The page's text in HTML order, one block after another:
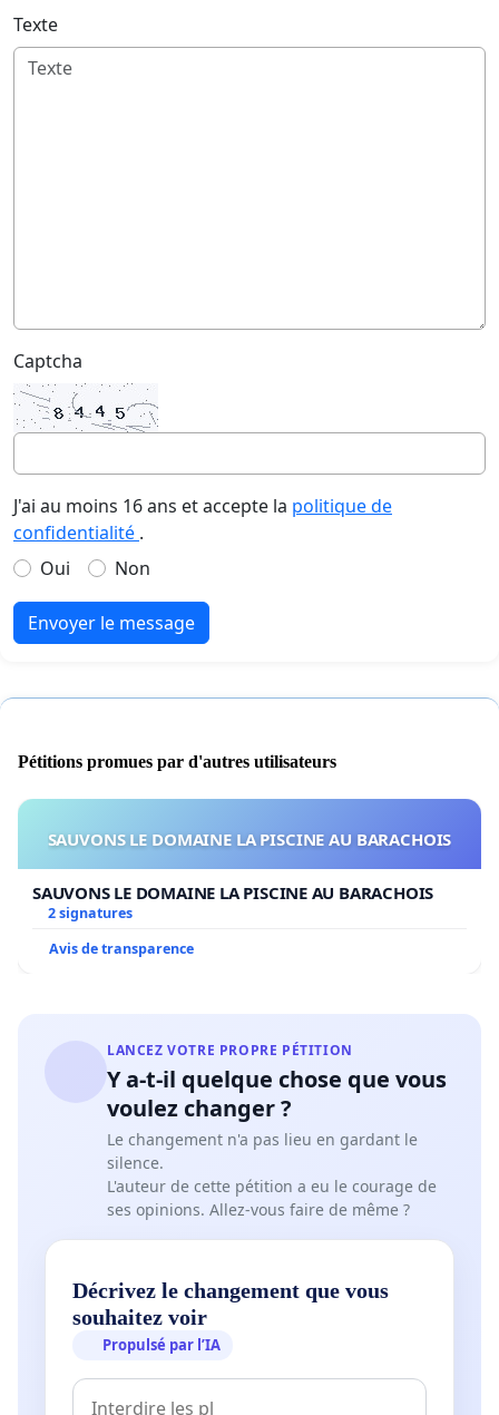
Texte
Captcha
J'ai au moins 16 ans et accepte la politique de
confidentialité .
Oui
Non
Envoyer le message
Pétitions promues par d'autres utilisateurs
SAUVONS LE DOMAINE LA PISCINE AU BARACHOIS
SAUVONS LE DOMAINE LA PISCINE AU BARACHOIS
2 signatures
Avis de transparence
LANCEZ VOTRE PROPRE PÉTITION
Y a-t-il quelque chose que vous
voulez changer ?
Le changement n'a pas lieu en gardant le
silence.
L'auteur de cette pétition a eu le courage de
ses opinions. Allez-vous faire de même ?
Décrivez le changement que vous
souhaitez voir
Propulsé par l’IA